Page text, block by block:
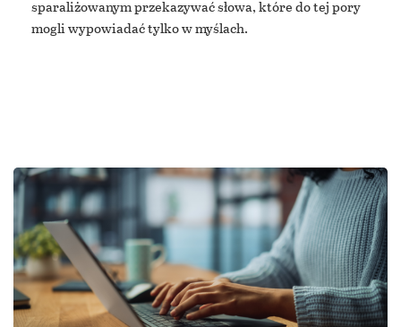
sparaliżowanym przekazywać słowa, które do tej pory
mogli wypowiadać tylko w myślach.